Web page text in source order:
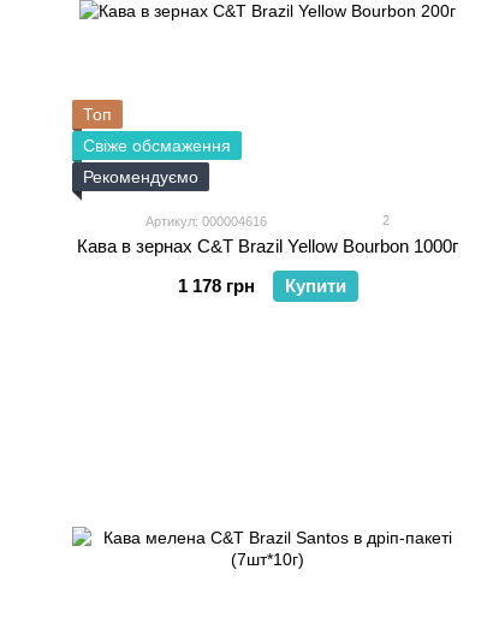
Топ
Свіже обсмаження
Рекомендуємо
Артикул: 000004616 2
Кава в зернах C&T Brazil Yellow Bourbon 1000г
1 178 грн
Купити